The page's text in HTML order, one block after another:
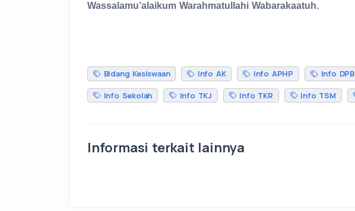
Wassalamu’alaikum Warahmatullahi Wabarakaatuh.
Bidang Kesiswaan Info AK Info APHP Info DPB
Info Sekolah Info TKJ Info TKR Info TSM
Informasi terkait lainnya